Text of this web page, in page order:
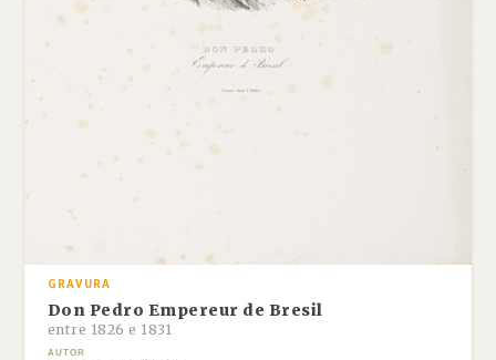
GRAVURA
Don Pedro Empereur de Bresil
entre 1826 e 1831
AUTOR